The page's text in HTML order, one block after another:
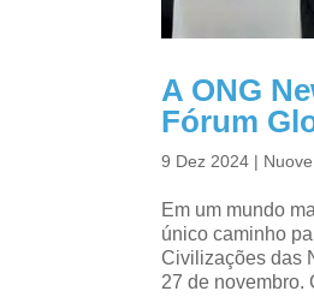
A ONG
Fórum
9 Dez 2024 |
Em um mundo
único caminho
Civilizações das
27 de novembro.